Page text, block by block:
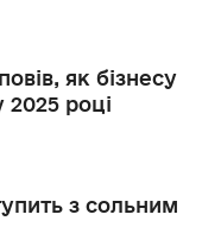
як бізнесу
2025 році
з сольним